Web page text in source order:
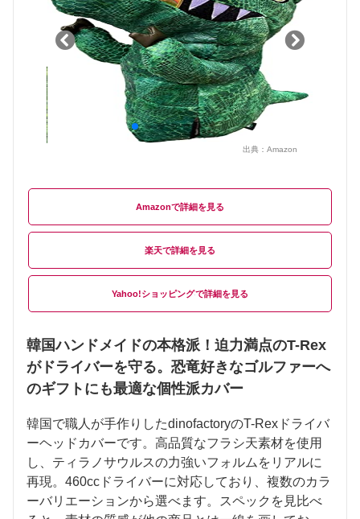
出典： Amazon
Amazon
楽天
Yahoo!ショッピング
韓国ハンドメイドの本格派！迫力満点のT-Rex
がドライバーを守る。恐竜好きなゴルファーへ
のギフトにも最適な個性派カバー
韓国で職人が手作りしたdinofactoryのT-Rexドライバ
ーヘッドカバーです。高品質なフラシ天素材を使用
し、ティラノサウルスの力強いフォルムをリアルに
再現。460ccドライバーに対応しており、複数のカラ
ーバリエーションから選べます。スペックを見比べ